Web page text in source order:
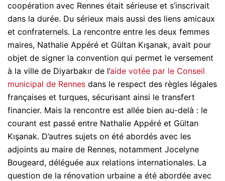
coopération avec Rennes était sérieuse et s’inscrivait
dans la durée. Du sérieux mais aussi des liens amicaux
et confraternels. La rencontre entre les deux femmes
maires, Nathalie Appéré et Gültan Kışanak, avait pour
objet de signer la convention qui permet le versement
à la ville de Diyarbakır de l’aide votée par le Conseil
municipal de Rennes dans le respect des règles légales
françaises et turques, sécurisant ainsi le transfert
financier. Mais la rencontre est allée bien au-delà : le
courant est passé entre Nathalie Appéré et Gültan
Kışanak. D’autres sujets on été abordés avec les
adjoints au maire de Rennes, notamment Jocelyne
Bougeard, déléguée aux relations internationales. La
question de la rénovation urbaine a été abordée avec